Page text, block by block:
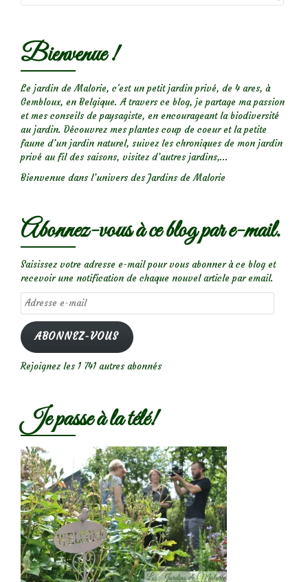
Bienvenue !
Le jardin de Malorie, c'est un petit jardin privé, de 4 ares, à
Gembloux, en Belgique. A travers ce blog, je partage ma passion
et mes conseils de paysagiste, en encourageant la biodiversité
au jardin. Découvrez mes plantes coup de coeur et la petite
faune d’un jardin naturel, suivez les chroniques de mon jardin
privé au fil des saisons, visitez d’autres jardins,...
Bienvenue dans l’univers des Jardins de Malorie
Abonnez-vous à ce blog par e-mail.
Saisissez votre adresse e-mail pour vous abonner à ce blog et
recevoir une notification de chaque nouvel article par email.
Adresse
e-
mail
ABONNEZ-VOUS
Rejoignez les 1 741 autres abonnés
Je passe à la télé!